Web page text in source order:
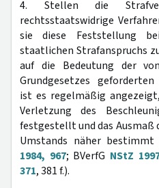
4. Stellen die
rechtsstaatswidrige
sie diese Feststellung
staatlichen Strafanspruchs
auf die Bedeutung der
Grundgesetzes geforderten
ist es regelmäßig
Verletzung des
festgestellt und das Ausmaß
Umstands näher bestimmt
1984, 967; BVerfG NStZ
371, 381 f.).